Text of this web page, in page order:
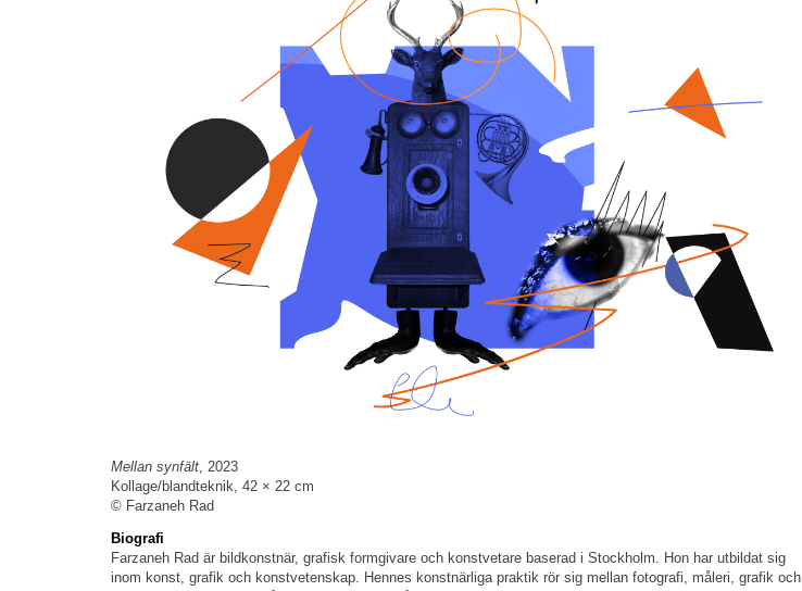
Mellan synfält, 2023
Kollage/blandteknik, 42 × 22 cm
© Farzaneh Rad
Biografi
Farzaneh Rad är bildkonstnär, grafisk formgivare och konstvetare baserad i Stockholm. Hon har utbildat sig
inom konst, grafik och konstvetenskap. Hennes konstnärliga praktik rör sig mellan fotografi, måleri, grafik och